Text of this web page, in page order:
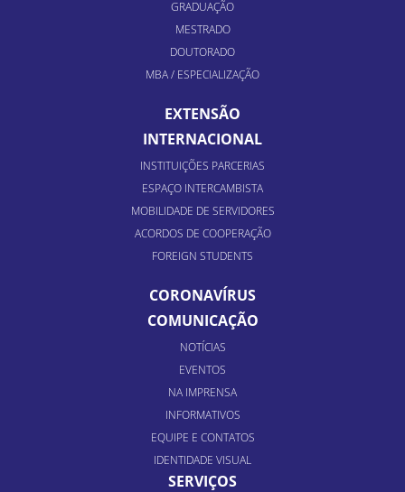
GRADUAÇÃO
MESTRADO
DOUTORADO
MBA / ESPECIALIZAÇÃO
EXTENSÃO
INTERNACIONAL
INSTITUIÇÕES PARCERIAS
ESPAÇO INTERCAMBISTA
MOBILIDADE DE SERVIDORES
ACORDOS DE COOPERAÇÃO
FOREIGN STUDENTS
CORONAVÍRUS
COMUNICAÇÃO
NOTÍCIAS
EVENTOS
NA IMPRENSA
INFORMATIVOS
EQUIPE E CONTATOS
IDENTIDADE VISUAL
SERVIÇOS